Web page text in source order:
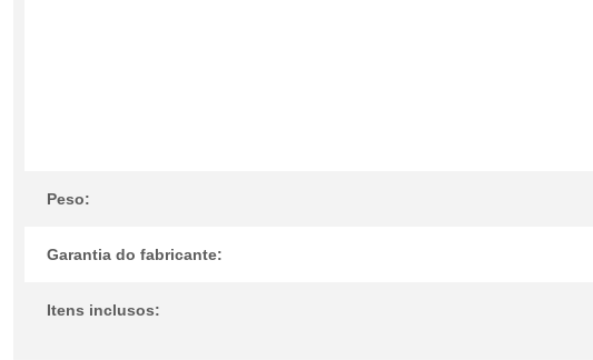
Peso:
Garantia do fabricante:
Itens inclusos: